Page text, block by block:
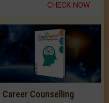
CHECK NOW
Career Counselling